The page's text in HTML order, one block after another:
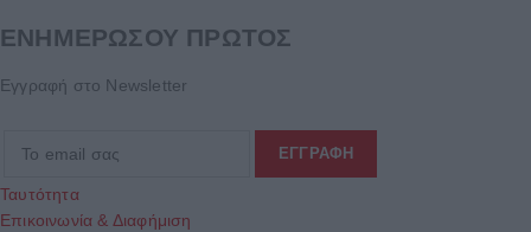
ΕΝΗΜΕΡΩΣΟΥ ΠΡΩΤΟΣ
Εγγραφή στο Newsletter
Ταυτότητα
Επικοινωνία & Διαφήμιση